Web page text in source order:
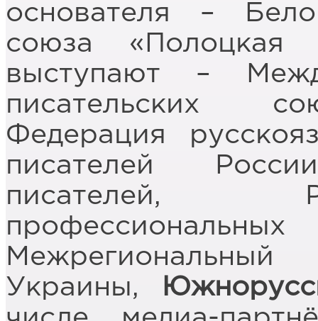
основателя –
союза «Полоцкая
выступают –
писательских
Федерация
писателей
писателей,
Украины,